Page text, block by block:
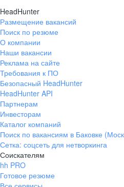
HeadHunter
Размещение вакансий
Поиск по резюме
О компании
Наши вакансии
Реклама на сайте
Требования к ПО
Безопасный HeadHunter
HeadHunter API
Партнерам
Инвесторам
Каталог компаний
Поиск по вакансиям в Баковке
Сетка: соцсеть для нетворкинга
Соискателям
hh PRO
Готовое резюме